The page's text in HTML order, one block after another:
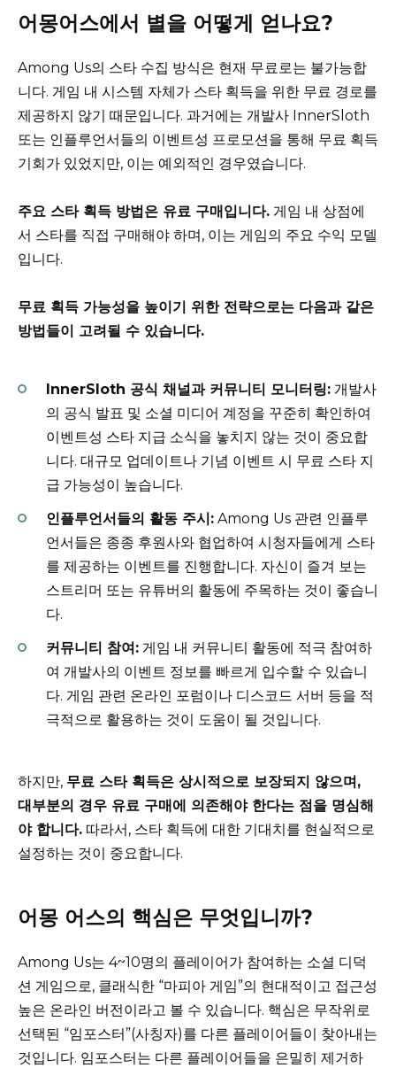
어몽어스에서 별을 어떻게 얻나요?
Among Us의 스타 수집 방식은 현재 무료로는 불가능합
니다. 게임 내 시스템 자체가 스타 획득을 위한 무료 경로를
제공하지 않기 때문입니다. 과거에는 개발사 InnerSloth
또는 인플루언서들의 이벤트성 프로모션을 통해 무료 획득
기회가 있었지만, 이는 예외적인 경우였습니다.
주요 스타 획득 방법은 유료 구매입니다. 게임 내 상점에
서 스타를 직접 구매해야 하며, 이는 게임의 주요 수익 모델
입니다.
무료 획득 가능성을 높이기 위한 전략으로는 다음과 같은
방법들이 고려될 수 있습니다.
InnerSloth 공식 채널과 커뮤니티 모니터링: 개발사
의 공식 발표 및 소셜 미디어 계정을 꾸준히 확인하여
이벤트성 스타 지급 소식을 놓치지 않는 것이 중요합
니다. 대규모 업데이트나 기념 이벤트 시 무료 스타 지
급 가능성이 높습니다.
인플루언서들의 활동 주시: Among Us 관련 인플루
언서들은 종종 후원사와 협업하여 시청자들에게 스타
를 제공하는 이벤트를 진행합니다. 자신이 즐겨 보는
스트리머 또는 유튜버의 활동에 주목하는 것이 좋습니
다.
커뮤니티 참여: 게임 내 커뮤니티 활동에 적극 참여하
여 개발사의 이벤트 정보를 빠르게 입수할 수 있습니
다. 게임 관련 온라인 포럼이나 디스코드 서버 등을 적
극적으로 활용하는 것이 도움이 될 것입니다.
하지만, 무료 스타 획득은 상시적으로 보장되지 않으며,
대부분의 경우 유료 구매에 의존해야 한다는 점을 명심해
야 합니다. 따라서, 스타 획득에 대한 기대치를 현실적으로
설정하는 것이 중요합니다.
어몽 어스의 핵심은 무엇입니까?
Among Us는 4~10명의 플레이어가 참여하는 소셜 디덕
션 게임으로, 클래식한 “마피아 게임”의 현대적이고 접근성
높은 온라인 버전이라고 볼 수 있습니다. 핵심은 무작위로
선택된 “임포스터”(사칭자)를 다른 플레이어들이 찾아내는
것입니다. 임포스터는 다른 플레이어들을 은밀히 제거하